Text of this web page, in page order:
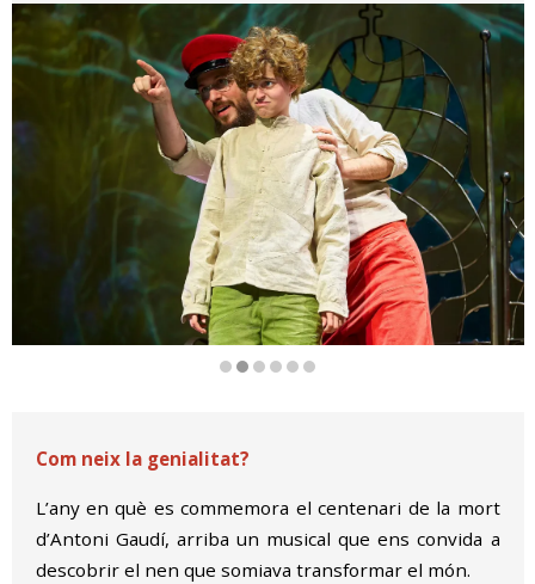
Com neix la genialitat?
L’any en què es commemora el centenari de la mort
d’Antoni Gaudí, arriba un musical que ens convida a
descobrir el nen que somiava transformar el món.